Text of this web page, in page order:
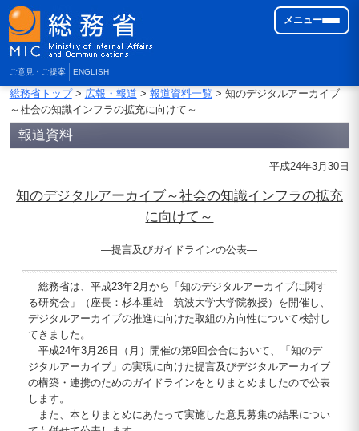
ご意見・ご提案 ENGLISH
メニュー
総務省トップ> 広報・報道 > 報道資料一覧> 知のデジタルアーカイブ
～社会の知識インフラの拡充に向けて～
報道資料
平成24年3月30日
知のデジタルアーカイブ～社会の知識インフラの拡充
に向けて～
―提言及びガイドラインの公表―
総務省は、平成23年2月から「知のデジタルアーカイブに関す
る研究会」（座長：杉本重雄 筑波大学大学院教授）を開催し、
デジタルアーカイブの推進に向けた取組の方向性について検討し
てきました。
平成24年3月26日（月）開催の第9回会合において、「知のデ
ジタルアーカイブ」の実現に向けた提言及びデジタルアーカイブ
の構築・連携のためのガイドラインをとりまとめましたので公表
します。
また、本とりまとめにあたって実施した意見募集の結果につい